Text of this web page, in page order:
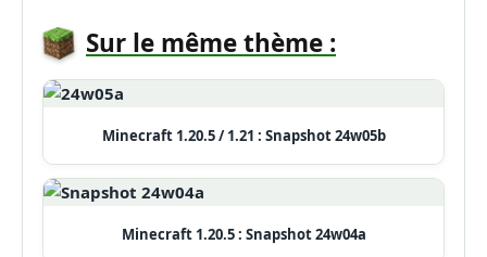
Sur le même thème :
Minecraft 1.20.5 / 1.21 : Snapshot 24w05b
Minecraft 1.20.5 : Snapshot 24w04a